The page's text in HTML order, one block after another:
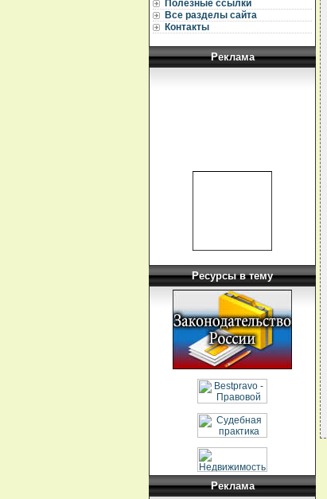
Полезные ссылки
Все разделы сайта
Контакты
Реклама
Ресурсы в тему
Реклама